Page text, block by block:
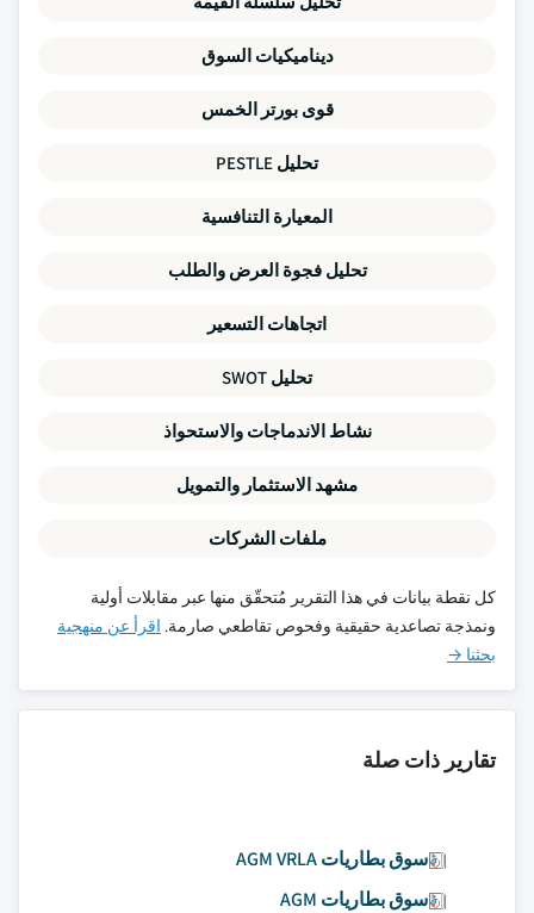
ديناميكيات السوق
قوى بورتر الخمس
تحليل PESTLE
المعيارة التنافسية
تحليل فجوة العرض والطلب
اتجاهات التسعير
تحليل SWOT
نشاط الاندماجات والاستحواذ
مشهد الاستثمار والتمويل
ملفات الشركات
كل نقطة بيانات في هذا التقرير مُتحقّق منها عبر مقابلات أولية
ونمذجة تصاعدية حقيقية وفحوص تقاطعي صارمة. اقرأ عن منهجية
بحثنا →
تقارير ذات صلة
سوق بطاريات AGM VRLA
سوق بطاريات AGM